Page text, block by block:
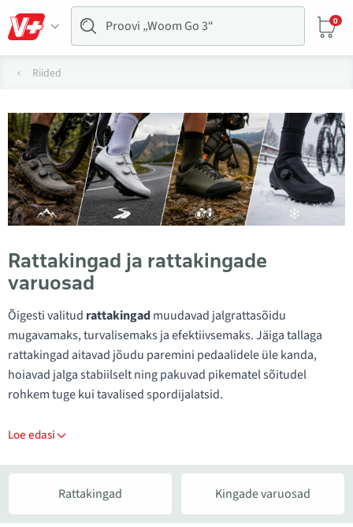
0
Riided
Rattakingad ja rattakingade
varuosad
Õigesti valitud rattakingadmuudavad jalgrattasõidu
mugavamaks, turvalisemaks ja efektiivsemaks. Jäiga tallaga
rattakingad aitavad jõudu paremini pedaalidele üle kanda,
hoiavad jalga stabiilselt ning pakuvad pikematel sõitudel
rohkem tuge kui tavalised spordijalatsid.
Loe edasi
Rattakingad Kingade varuosad